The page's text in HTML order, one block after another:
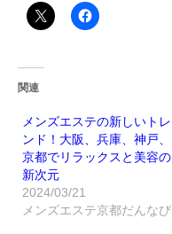
関連
メンズエステの新しいトレ
ンド！大阪、兵庫、神戸、
京都でリラックスと美容の
新次元
2024/03/21
メンズエステ京都だんなび